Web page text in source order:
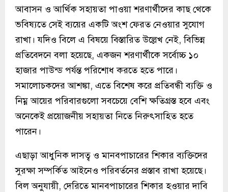
আবাসন ও আর্থিক সহায়তা পাওয়া শরণার্থীদের কাছ থেকে
ভবিষ্যতে সেই ব্যয়ের একটি অংশ ফেরত নেওয়ার সুযোগ
রাখা। যদিও বিলে এ বিষয়ে বিস্তারিত উল্লেখ নেই, বিভিন্ন
প্রতিবেদনে বলা হয়েছে, একজন শরণার্থীকে সর্বোচ্চ ১০
হাজার পাউন্ড পর্যন্ত পরিশোধ করতে হতে পারে।
সমালোচকদের আশঙ্কা, এতে বিশেষ করে প্রতিবন্ধী ব্যক্তি ও
নিম্ন আয়ের পরিবারগুলো সবচেয়ে বেশি ক্ষতিগ্রস্ত হবে এবং
অনেকেই প্রয়োজনীয় সহায়তা নিতে নিরুৎসাহিত হতে
পারেন।
এছাড়া আধুনিক দাসত্ব ও মানবপাচারের শিকার ব্যক্তিদের
সুরক্ষা সম্পর্কিত আইনেও পরিবর্তনের প্রস্তাব রাখা হয়েছে।
বিল অনুযায়ী, দেরিতে মানবপাচারের শিকার হওয়ার দাবি